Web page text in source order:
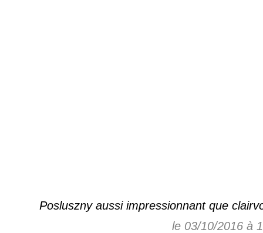
Posluszny aussi impressionnant que
le 03/10/2016 à